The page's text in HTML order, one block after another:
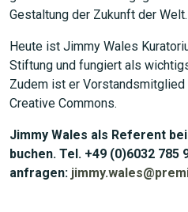
Gestaltung der Zukunft der Welt.
Heute ist Jimmy Wales
Stiftung und fungiert als
Zudem ist er
Creative Commons.
Jimmy Wales als Referent bei
buchen. Tel. +49 (0)6032 785
anfragen: